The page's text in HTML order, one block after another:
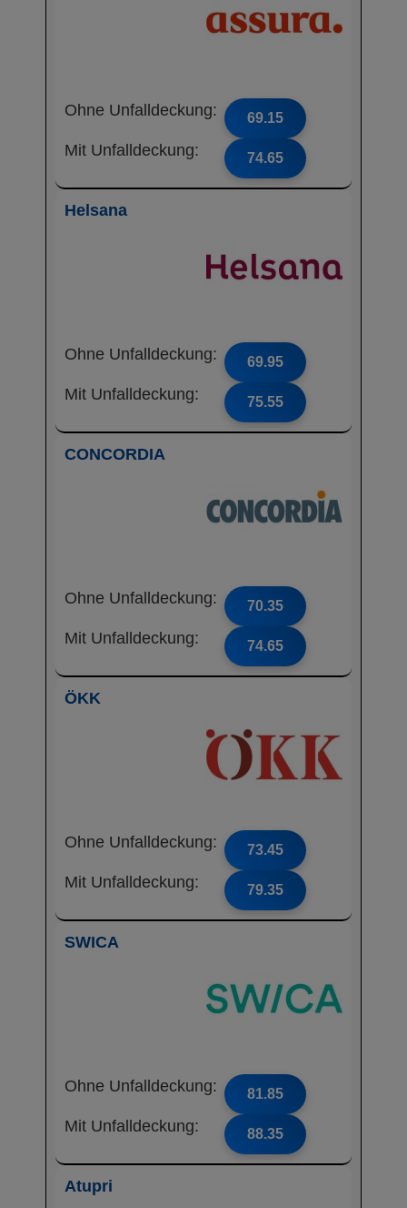
Ohne Unfalldeckung: 69.15
Mit Unfalldeckung: 74.65
Helsana
Ohne Unfalldeckung: 69.95
Mit Unfalldeckung: 75.55
CONCORDIA
Ohne Unfalldeckung: 70.35
Mit Unfalldeckung: 74.65
ÖKK
Ohne Unfalldeckung: 73.45
Mit Unfalldeckung: 79.35
SWICA
Ohne Unfalldeckung: 81.85
Mit Unfalldeckung: 88.35
Atupri